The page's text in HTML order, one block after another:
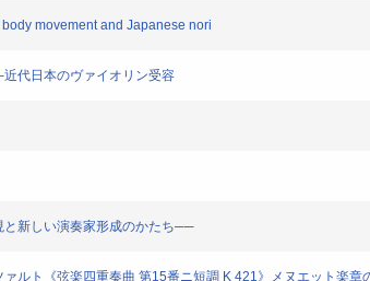
movement and Japanese nori
代日本のヴァイオリン受容
と新しい演奏家形成のかたち──
ルト《弦楽四重奏曲 第15番ニ短調 K 421》メヌエット楽